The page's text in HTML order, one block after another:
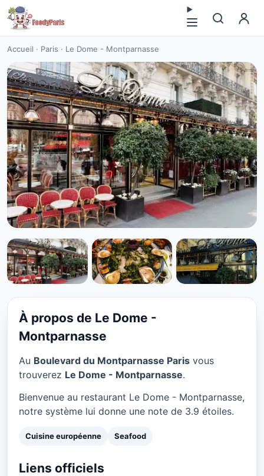
Accueil · Paris · Le Dome - Montparnasse
CUISINE EUROPÉENNE
Le Dome - Montparnasse à
Paris
★ 3.9/5
À propos de Le Dome -
Montparnasse
Au Boulevard du Montparnasse Paris vous
trouverez Le Dome - Montparnasse.
Bienvenue au restaurant Le Dome - Montparnasse,
notre système lui donne une note de 3.9 étoiles.
Cuisine européenne Seafood
Liens officiels